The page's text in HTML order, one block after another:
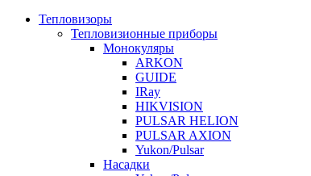
Тепловизоры
Тепловизионные приборы
Монокуляры
ARKON
GUIDE
IRay
HIKVISION
PULSAR HELION
PULSAR AXION
Yukon/Pulsar
Насадки